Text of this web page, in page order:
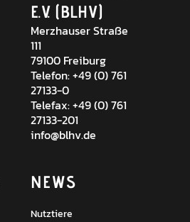
E.V. (BLHV)
Merzhauser Straße
111
79100 Freiburg
Telefon: +49 (0) 761
27133-0
Telefax: +49 (0) 761
27133-201
info@blhv.de
NEWS
Nutztiere